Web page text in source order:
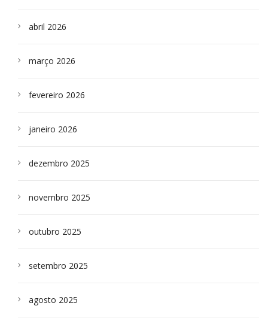
abril 2026
março 2026
fevereiro 2026
janeiro 2026
dezembro 2025
novembro 2025
outubro 2025
setembro 2025
agosto 2025